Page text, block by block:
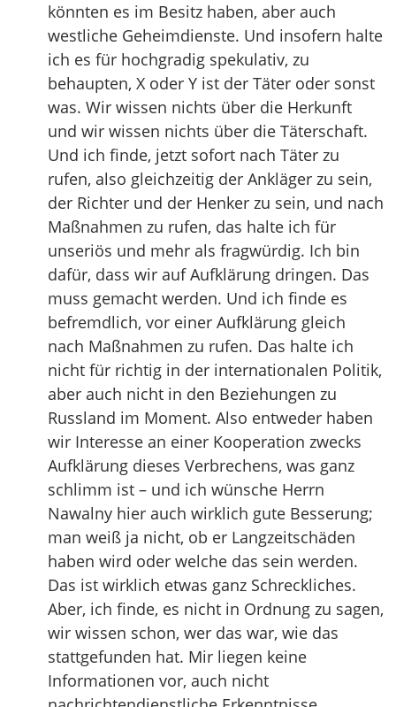
könnten es im Besitz haben, aber auch
westliche Geheimdienste. Und insofern halte
ich es für hochgradig spekulativ, zu
behaupten, X oder Y ist der Täter oder sonst
was. Wir wissen nichts über die Herkunft
und wir wissen nichts über die Täterschaft.
Und ich finde, jetzt sofort nach Täter zu
rufen, also gleichzeitig der Ankläger zu sein,
der Richter und der Henker zu sein, und nach
Maßnahmen zu rufen, das halte ich für
unseriös und mehr als fragwürdig. Ich bin
dafür, dass wir auf Aufklärung dringen. Das
muss gemacht werden. Und ich finde es
befremdlich, vor einer Aufklärung gleich
nach Maßnahmen zu rufen. Das halte ich
nicht für richtig in der internationalen Politik,
aber auch nicht in den Beziehungen zu
Russland im Moment. Also entweder haben
wir Interesse an einer Kooperation zwecks
Aufklärung dieses Verbrechens, was ganz
schlimm ist – und ich wünsche Herrn
Nawalny hier auch wirklich gute Besserung;
man weiß ja nicht, ob er Langzeitschäden
haben wird oder welche das sein werden.
Das ist wirklich etwas ganz Schreckliches.
Aber, ich finde, es nicht in Ordnung zu sagen,
wir wissen schon, wer das war, wie das
stattgefunden hat. Mir liegen keine
Informationen vor, auch nicht